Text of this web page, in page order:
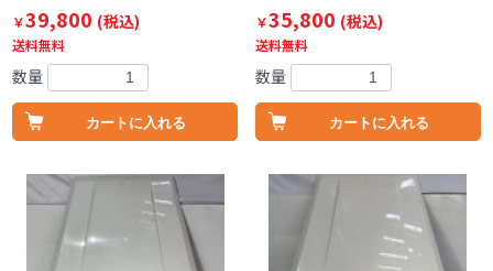
￥39,800 (税込)
送料無料
数量
カートに入れる
￥35,800 (税込)
送料無料
数量
カートに入れる